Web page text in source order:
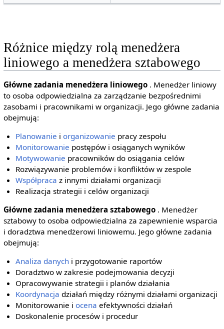
Różnice między rolą menedżera
liniowego a menedżera sztabowego
Główne zadania menedżera liniowego . Menedżer liniowy
to osoba odpowiedzialna za zarządzanie bezpośrednimi
zasobami i pracownikami w organizacji. Jego główne zadania
obejmują:
Planowanie iorganizowanie pracy zespołu
Monitorowanie postępów i osiąganych wyników
Motywowanie pracowników do osiągania celów
Rozwiązywanie problemów i konfliktów w zespole
Współpraca z innymi działami organizacji
Realizacja strategii i celów organizacji
Główne zadania menedżera sztabowego . Menedżer
sztabowy to osoba odpowiedzialna za zapewnienie wsparcia
i doradztwa menedżerowi liniowemu. Jego główne zadania
obejmują:
Analiza danych i przygotowanie raportów
Doradztwo w zakresie podejmowania decyzji
Opracowywanie strategii i planów działania
Koordynacja działań między różnymi działami organizacji
Monitorowanie iocena efektywności działań
Doskonalenie procesów i procedur